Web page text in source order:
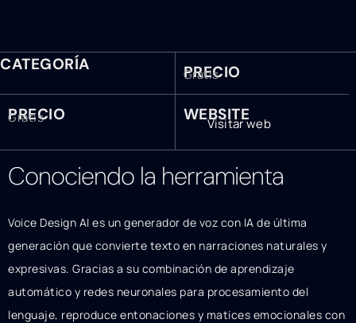
CATEGORÍA PRECIO
Gratis
PRECIO
Gratis WEBSITE
Visitar web
Conociendo la herramienta
Voice Design AI es un generador de voz con IA de última
generación que convierte texto en narraciones naturales y
expresivas. Gracias a su combinación de aprendizaje
automático y redes neuronales para procesamiento del
lenguaje, reproduce entonaciones y matices emocionales con